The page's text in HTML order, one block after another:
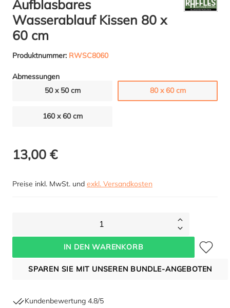
Aufblasbares
Wasserablauf Kissen 80 x
60 cm
Produktnummer: RWSC8060
Abmessungen
50 x 50 cm
80 x 60 cm
160 x 60 cm
13,00 €
Preise inkl. MwSt. und exkl. Versandkosten
1
IN DEN WARENKORB
Zum
SPAREN SIE MIT UNSEREN BUNDLE-ANGEBOTEN
Kundenbewertung 4.8/5